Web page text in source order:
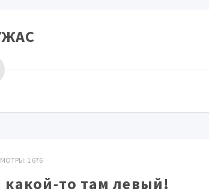
1 676
то там левый!